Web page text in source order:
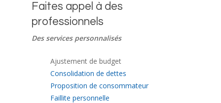
Faites appel à des
professionnels
Des services personnalisés
Ajustement de budget
Consolidation de dettes
Proposition de consommateur
Faillite personnelle